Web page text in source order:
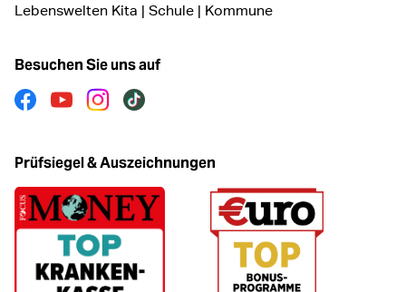
Lebenswelten Kita | Schule | Kommune
Besuchen Sie uns auf
FacebookYoutubeInstagram
Tiktok
Prüfsiegel & Auszeichnungen